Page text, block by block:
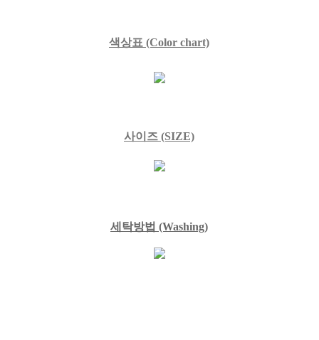
색상표 (Color chart)
사이즈 (SIZE)
세탁방법 (Washing)